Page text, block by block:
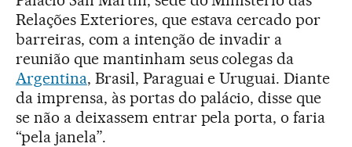
Relações Exteriores, que estava cercado por
barreiras, com a intenção de invadir a
reunião que mantinham seus colegas da
Argentina, Brasil, Paraguai e Uruguai. Diante
da imprensa, às portas do palácio, disse que
se não a deixassem entrar pela porta, o faria
“pela janela”.